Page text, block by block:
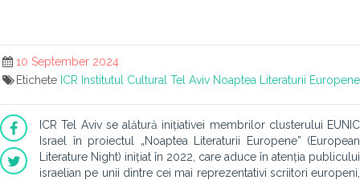
10 September 2024
Etichete ICR Institutul Cultural Tel Aviv Noaptea Literaturii Europene
ICR Tel Aviv se alătură inițiativei membrilor clusterului EUNIC
Israel în proiectul „Noaptea Literaturii Europene” (European
Literature Night) inițiat în 2022, care aduce în atenția publicului
israelian pe unii dintre cei mai reprezentativi scriitori europeni,